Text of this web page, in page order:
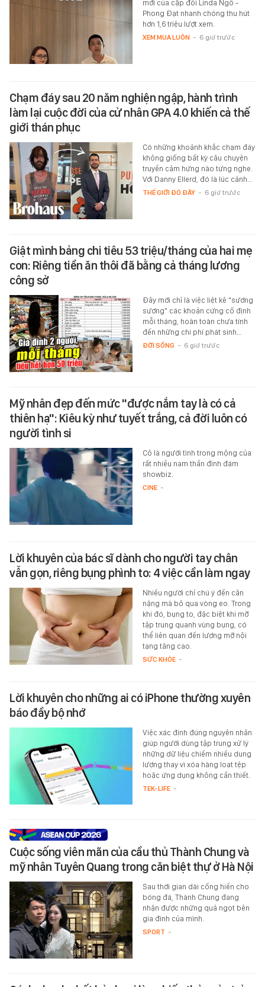
mới của cặp đôi Linda Ngô -
Phong Đạt nhanh chóng thu hút
hơn 1,6 triệu lượt xem.
XEM MUA LUÔN - 6 giờ trước
Chạm đáy sau 20 năm nghiện ngập, hành trình
làm lại cuộc đời của cử nhân GPA 4.0 khiến cả thế
giới thán phục
Có những khoảnh khắc chạm đáy
không giống bất kỳ câu chuyện
truyền cảm hứng nào từng nghe.
Với Danny Ellerd, đó là lúc cảnh…
THẾ GIỚI ĐÓ ĐÂY - 6 giờ trước
Giật mình bảng chi tiêu 53 triệu/tháng của hai mẹ
con: Riêng tiền ăn thôi đã bằng cả tháng lương
công sở
Đây mới chỉ là việc liệt kê "sương
sương" các khoản cứng cố định
mỗi tháng, hoàn toàn chưa tính
đến những chi phí phát sinh…
ĐỜI SỐNG - 6 giờ trước
Mỹ nhân đẹp đến mức "được nắm tay là có cả
thiên hạ": Kiêu kỳ như tuyết trắng, cả đời luôn có
người tình si
Cô là người tình trong mộng của
rất nhiều nam thần đình đám
showbiz.
CINE -
Lời khuyên của bác sĩ dành cho người tay chân
vẫn gọn, riêng bụng phình to: 4 việc cần làm ngay
Nhiều người chỉ chú ý đến cân
nặng mà bỏ qua vòng eo. Trong
khi đó, bụng to, đặc biệt khi mỡ
tập trung quanh vùng bụng, có
thể liên quan đến lượng mỡ nội
tạng tăng cao.
SỨC KHỎE -
Lời khuyên cho những ai có iPhone thường xuyên
báo đầy bộ nhớ
Việc xác định đúng nguyên nhân
giúp người dùng tập trung xử lý
những dữ liệu chiếm nhiều dung
lượng thay vì xóa hàng loạt tệp
hoặc ứng dụng không cần thiết.
TEK-LIFE -
Cuộc sống viên mãn của cầu thủ Thành Chung và
mỹ nhân Tuyên Quang trong căn biệt thự ở Hà Nội
Sau thời gian dài cống hiến cho
bóng đá, Thành Chung đang
nhận được những quả ngọt bên
gia đình của mình.
SPORT -